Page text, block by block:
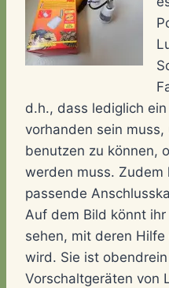
d.h., dass lediglich
vorhanden sein muss,
benutzen zu können,
werden muss. Zudem
passende
Auf dem Bild könnt
sehen, mit deren
wird. Sie ist
Vorschaltgeräten von